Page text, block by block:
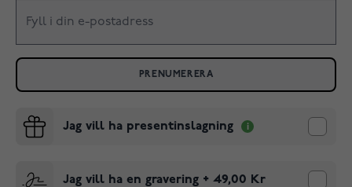
PRENUMERERA
Jag vill ha presentinslagning
Jag vill ha en gravering + 49,00 Kr